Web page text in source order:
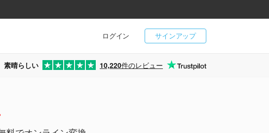
サインアップ
ログイン
素晴らしい 10,220件のレビュー